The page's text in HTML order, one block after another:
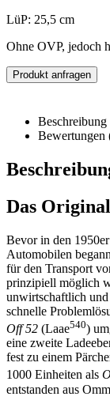
LüP: 25,5 cm
Ohne OVP, jedoch
Produkt anfragen
Beschreibung
Bewertungen
Das
Bevor in den
Automobilen
für den Transport
prinzipiell möglich
unwirtschaftlich und
schnelle
Off 52 (Laae540)
eine zweite
fest zu einem
1000 Einheiten als
entstanden aus